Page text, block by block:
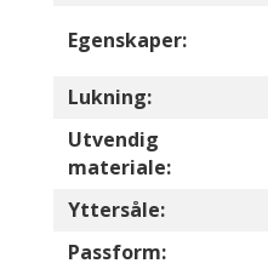
Egenskaper:
Lukning:
Utvendig
materiale:
Yttersåle:
Passform: